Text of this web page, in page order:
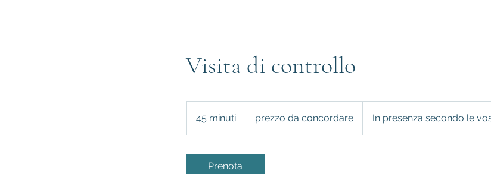
Visita di controllo
45 minuti
5
concordare
prezzo da concordare In presenza secondo le
Prenota